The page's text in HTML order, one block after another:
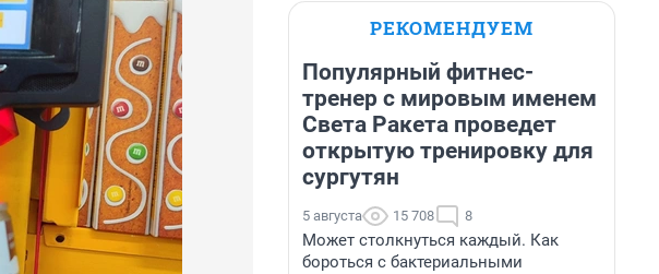
РЕКОМЕНДУЕМ
Популярный фитнес-
тренер с мировым именем
Света Ракета проведет
открытую тренировку для
сургутян
5 августа 15 708 8
Может столкнуться каждый. Как
бороться с бактериальными